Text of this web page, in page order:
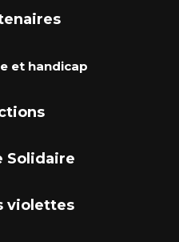
et handicap
Solidaire
violettes